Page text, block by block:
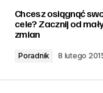
Chcesz osiągnąć
cele? Zacznij od
zmian
Poradnik 8 lutego